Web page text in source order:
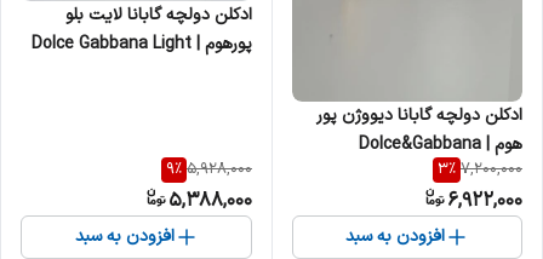
ادکلن دولچه گابانا دیووژن پور
هوم | Dolce&Gabbana
Devotion Pour Homme مردانه
7,200,000
3%
6,922,000
افزودن به سبد
ادکلن دولچه گابانا لایت بلو
پورهوم | Dolce Gabbana Light
5,928,000
9%
5,388,000
افزودن به سبد